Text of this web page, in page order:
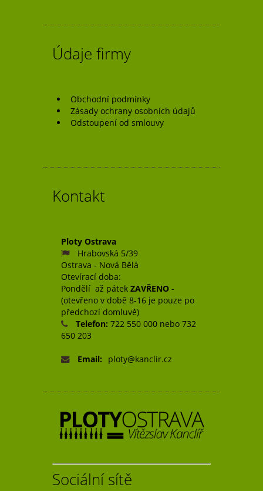
Údaje firmy
Obchodní podmínky
Zásady ochrany osobních údajů
Odstoupení od smlouvy
Kontakt
Ploty Ostrava
Hrabovská 5/39
Ostrava - Nová Bělá
Otevírací doba:
Pondělí až pátek ZAVŘENO -
(otevřeno v době 8-16 je pouze po
předchozí domluvě)
Telefon: 722 550 000 nebo 732
650 203
Email: ploty@kanclir.cz
Sociální sítě